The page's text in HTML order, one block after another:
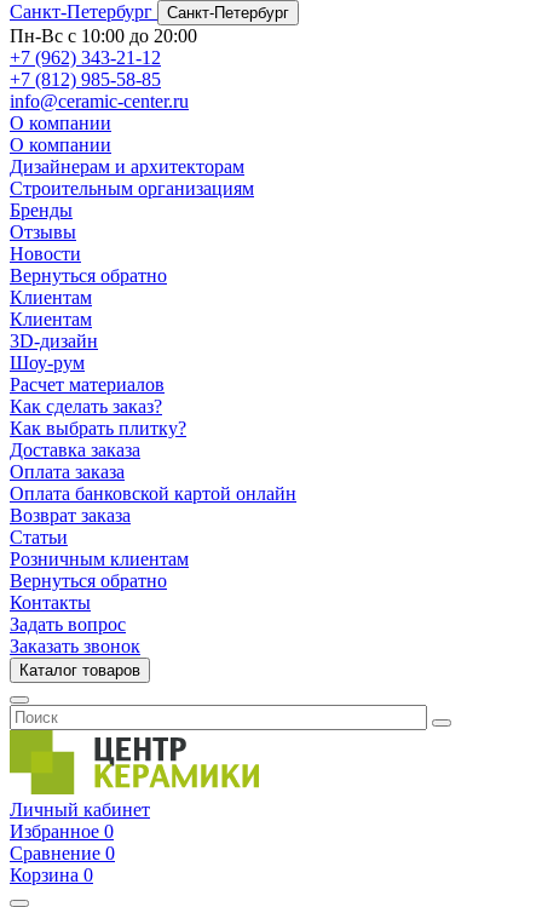
Санкт-Петербург
Санкт-Петербург
Пн-Вс с 10:00 до 20:00
+7 (962) 343-21-12
+7 (812) 985-58-85
info@ceramic-center.ru
О компании
О компании
Дизайнерам и архитекторам
Строительным организациям
Бренды
Отзывы
Новости
Вернуться обратно
Клиентам
Клиентам
3D-дизайн
Шоу-рум
Расчет материалов
Как сделать заказ?
Как выбрать плитку?
Доставка заказа
Оплата заказа
Оплата банковской картой онлайн
Возврат заказа
Статьи
Розничным клиентам
Вернуться обратно
Контакты
Задать вопрос
Заказать звонок
Каталог товаров
Личный кабинет
Избранное 0
Сравнение 0
Корзина 0